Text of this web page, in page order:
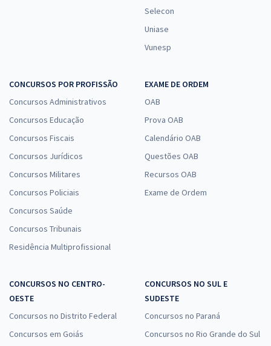
Selecon
Uniase
Vunesp
CONCURSOS POR PROFISSÃO
Concursos Administrativos
Concursos Educação
Concursos Fiscais
Concursos Jurídicos
Concursos Militares
Concursos Policiais
Concursos Saúde
Concursos Tribunais
Residência Multiprofissional
EXAME DE ORDEM
OAB
Prova OAB
Calendário OAB
Questões OAB
Recursos OAB
Exame de Ordem
CONCURSOS NO CENTRO-
OESTE
Concursos no Distrito Federal
Concursos em Goiás
CONCURSOS NO SUL E
SUDESTE
Concursos no Paraná
Concursos no Rio Grande do Sul